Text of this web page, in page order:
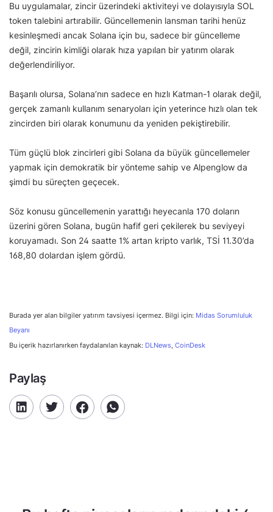
Bu uygulamalar, zincir üzerindeki aktiviteyi ve dolayısıyla SOL
token talebini artırabilir. Güncellemenin lansman tarihi henüz
kesinleşmedi ancak Solana için bu, sadece bir güncelleme
değil, zincirin kimliği olarak hıza yapılan bir yatırım olarak
değerlendiriliyor.
Başarılı olursa, Solana’nın sadece en hızlı Katman-1 olarak değil,
gerçek zamanlı kullanım senaryoları için yeterince hızlı olan tek
zincirden biri olarak konumunu da yeniden pekiştirebilir.
Tüm güçlü blok zincirleri gibi Solana da büyük güncellemeler
yapmak için demokratik bir yönteme sahip ve Alpenglow da
şimdi bu süreçten geçecek.
Söz konusu güncellemenin yarattığı heyecanla 170 doların
üzerini gören Solana, bugün hafif geri çekilerek bu seviyeyi
koruyamadı. Son 24 saatte 1% artan kripto varlık, TSİ 11.30’da
168,80 dolardan işlem gördü.
Burada yer alan bilgiler yatırım tavsiyesi içermez. Bilgi için: Midas Sorumluluk
Beyanı
Bu içerik hazırlanırken faydalanılan kaynak: DLNews, CoinDesk
Paylaş